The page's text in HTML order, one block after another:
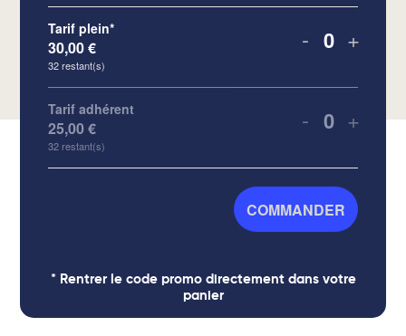
Tarif plein*
30,00€
32restant(s)
- Quantité
+
Tarif adhérent
25,00€
32 restant(s)
- Quantité
+
COMMANDER
* Rentrer le code promo directement dans votre
panier